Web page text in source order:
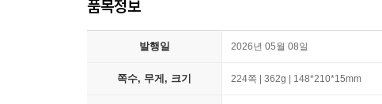
품목정보
발행일 2026년 05월 08일
쪽수, 무게, 크기 224쪽 | 362g | 148*210*15mm